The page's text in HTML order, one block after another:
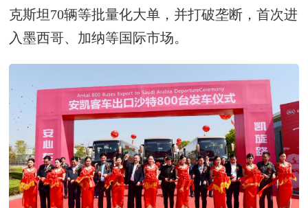
克斯坦70辆等批量化大单，并打破垄断，首次进
入墨西哥、加纳等国际市场。